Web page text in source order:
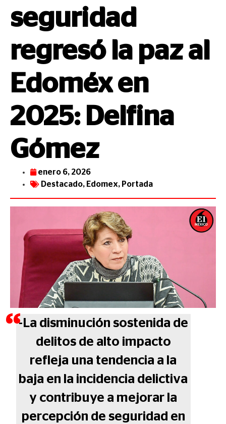
seguridad
regresó la paz al
Edoméx en
2025: Delfina
Gómez
enero 6, 2026
Destacado, Edomex, Portada
-La disminución sostenida de
delitos de alto impacto
refleja una tendencia a la
baja en la incidencia delictiva
y contribuye a mejorar la
percepción de seguridad en